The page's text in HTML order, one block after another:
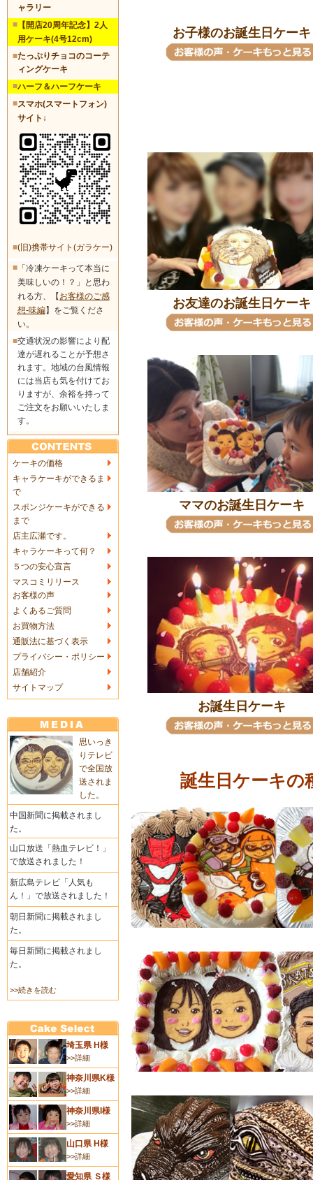
ャラリー
■【開店20周年記念】2人
用ケーキ(4号12cm)
■たっぷりチョコのコーテ
ィングケーキ
■ハーフ＆ハーフケーキ
■スマホ(スマートフォン)
サイト↓
■(旧)携帯サイト(ガラケー)
■「冷凍ケーキって本当に
美味しいの！？」と思わ
れる方、【 お客様のご感
想-味編】をご覧くださ
い。
■交通状況の影響により配
達が遅れることが予想さ
れます。地域の台風情報
には当店も気を付けてお
りますが、余裕を持って
ご注文をお願いいたしま
す。
ケーキの価格
キャラケーキができるま
で
スポンジケーキができる
まで
店主広瀬です。
キャラケーキって何？
５つの安心宣言
マスコミリリース
お客様の声
よくあるご質問
お買物方法
通販法に基づく表示
プライバシー・ポリシー
店舗紹介
サイトマップ
思いっき
りテレビ
で全国放
送されま
した。
中国新聞に掲載されまし
た。
山口放送「熱血テレビ！」
で放送されました！
新広島テレビ「人気も
ん！」で放送されました！
朝日新聞に掲載されまし
た。
毎日新聞に掲載されまし
た。
>>続きを読む
埼玉県 H様
>>詳細
神奈川県K様
>>詳細
神奈川県I様
>>詳細
山口県 H様
>>詳細
愛知県 Ｓ様
お子様のお誕生日ケーキ
お友達のお誕生日ケーキ
ママのお誕生日ケーキ
お誕生日ケーキ
誕生日ケーキの